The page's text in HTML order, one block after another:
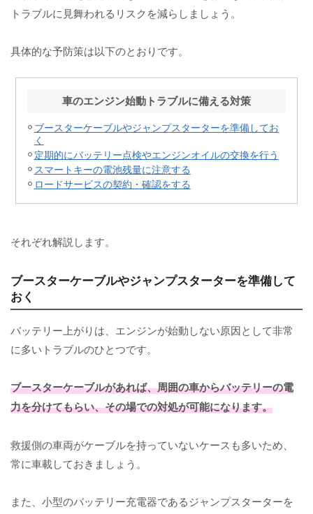
トラブルに見舞われるリスクを減らしましょう。
具体的な予防策は以下のとおりです。
車のエンジン始動トラブルに備える対策
ブースターケーブルやジャンプスターターを準備してお
く
定期的にバッテリー点検やエンジンオイルの交換を行う
スマートキーの電池残量に注意する
ロードサービスの契約・確認をする
それぞれ解説します。
ブースターケーブルやジャンプスターターを準備して
おく
バッテリー上がりは、エンジンが始動しない原因として非常
に多いトラブルのひとつです。
ブースターケーブルがあれば、周囲の車からバッテリーの電
力を分けてもらい、その場での対処が可能になります。
救援側の車両がケーブルを持っていないケースも多いため、
常に車載しておきましょう。
また、小型のバッテリー充電器であるジャンプスターターを